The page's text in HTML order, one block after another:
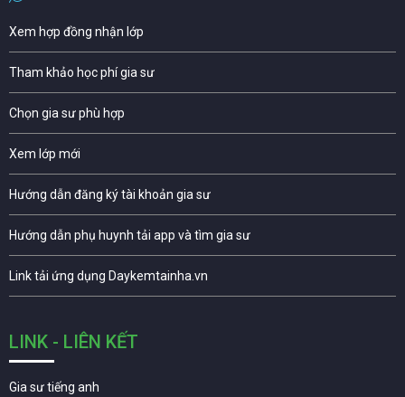
Xem hợp đồng nhận lớp
Tham khảo học phí gia sư
Chọn gia sư phù hợp
Xem lớp mới
Hướng dẫn đăng ký tài khoản gia sư
Hướng dẫn phụ huynh tải app và tìm gia sư
Link tải ứng dụng Daykemtainha.vn
LINK - LIÊN KẾT
Gia sư tiếng anh